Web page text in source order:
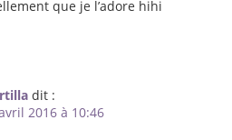
que je l’adore hihi
dit :
2016 à 10:46